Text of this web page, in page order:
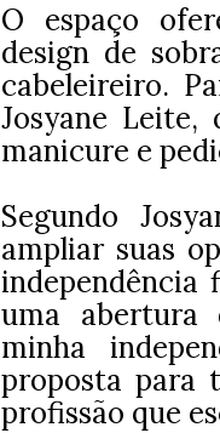
O espaço
design de
cabeleireiro.
Josyane Leite,
manicure e
Segundo
ampliar suas
independência
uma abertura
minha
proposta para
profissão que